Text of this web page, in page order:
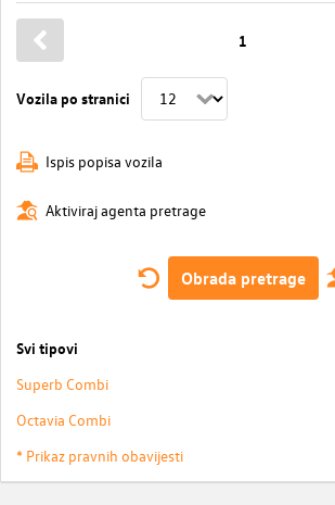
Vozila po stranici
1
Ispis popisa vozila
Aktiviraj agenta pretrage
Obrada pretrage
Svi tipovi
Superb Combi
Octavia Combi
* Prikaz pravnih obavijesti